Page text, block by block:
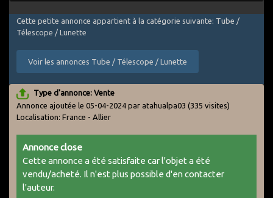
Cette petite annonce appartient à la catégorie suivante: Tube /
Télescope / Lunette
Voir les annonces Tube / Télescope / Lunette
Type d'annonce: Vente
Annonce ajoutée le 05-04-2024 par atahualpa03 (335 visites)
Localisation: France - Allier
Annonce close
Cette annonce a été satisfaite car l'objet a été
vendu/acheté. Il n'est plus possible d'en contacter
l'auteur.